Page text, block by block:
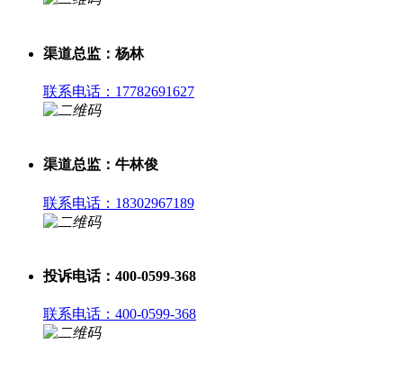
渠道总监：杨林
联系电话：17782691627
渠道总监：牛林俊
联系电话：18302967189
投诉电话：400-0599-368
联系电话：400-0599-368